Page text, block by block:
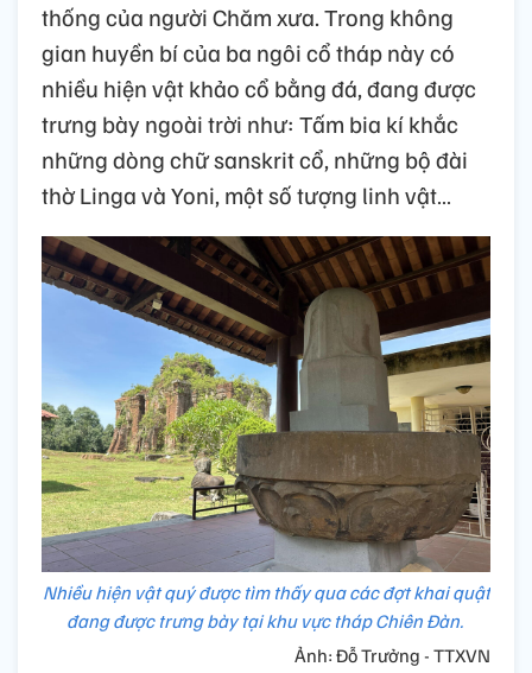
thống của người Chăm xưa. Trong không
gian huyền bí của ba ngôi cổ tháp này có
nhiều hiện vật khảo cổ bằng đá, đang được
trưng bày ngoài trời như: Tấm bia kí khắc
những dòng chữ sanskrit cổ, những bộ đài
thờ Linga và Yoni, một số tượng linh vật…
Nhiều hiện vật quý được tìm thấy qua các đợt khai quật
đang được trưng bày tại khu vực tháp Chiên Đàn.
Ảnh: Đỗ Trưởng - TTXVN